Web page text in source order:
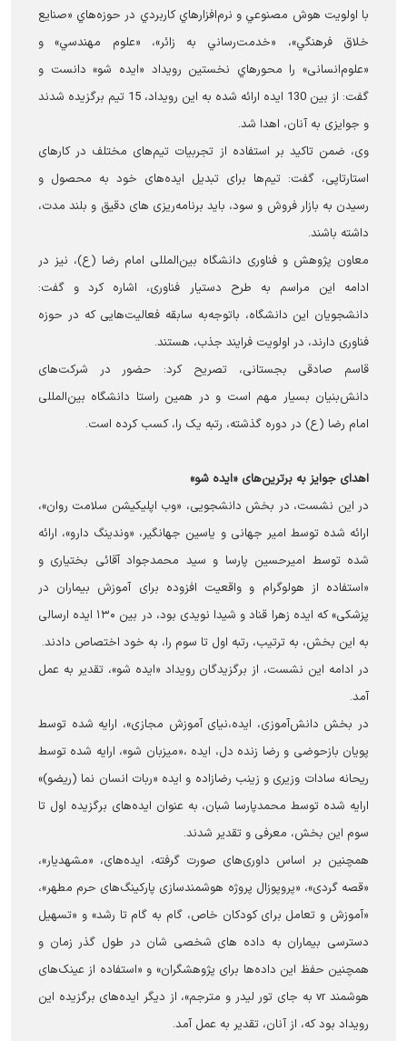
با اولويت هوش مصنوعي و نرم‌افزارهاي كاربردي در حوزه‌هاي «صنايع
خلاق فرهنگي»، «خدمت‌رساني به زائر»، «علوم مهندسي» و
«علوم‌انسانی» را محورهاي نخستين رويداد «ايده شو» دانست و
گفت: از بین 130 ایده ارائه شده به این رویداد، 15 تیم برگزیده شدند
و جوایزی به آنان، اهدا شد.
وی، ضمن تاکید بر استفاده از تجربیات تیم‌های مختلف در کارهای
استارتاپی، گفت: تیم‌ها برای تبدیل ایده‌های خود به محصول و
رسیدن به بازار فروش و سود، باید برنامه‌ریزی های دقیق و بلند مدت،
داشته باشند.
معاون پژوهش و فناوری دانشگاه بین‌المللی امام رضا (ع)، نیز در
ادامه این مراسم به طرح دستیار فناوری، اشاره کرد و گفت:
دانشجویان این دانشگاه، باتوجه‌به سابقه فعالیت‌هایی که در حوزه
فناوری دارند، در اولویت فرایند جذب، هستند.
قاسم صادقی بجستانی، تصریح کرد: حضور در شرکت‌های
دانش‌بنیان بسیار مهم است و در همین راستا دانشگاه بین‌المللی
امام رضا (ع) در دوره گذشته، رتبه یک را، کسب کرده است.
اهدای جوایز به برترین‌های «ایده شو»
در این نشست، در بخش دانشجویی، «وب اپلیکیشن سلامت روان»،
ارائه شده توسط امیر جهانی و یاسین جهانگیر، «وندینگ دارو»، ارائه
شده توسط امیرحسین پارسا و سید محمدجواد آقائی بختیاری و
«استفاده از هولوگرام و واقعیت افزوده برای آموزش بیماران در
پزشکی» که ایده زهرا قناد و شیدا نویدی بود، در بین ۱۳۰ ایده ارسالی
به این بخش، به ترتیب، رتبه اول تا سوم را، به خود اختصاص دادند.
در ادامه این نشست، از برگزیدگان رویداد «ایده شو»، تقدیر به عمل
آمد.
در بخش دانش‌آموزی، ایده،نیای آموزش مجازی»، ارایه شده توسط
پویان بازحوضی و رضا زنده دل، ایده ،«میزبان شو»، ارایه شده توسط
ریحانه سادات وزیری و زینب رضازاده و ایده «ربات انسان نما (ریضو)»
ارایه شده توسط محمدپارسا شبان، به عنوان ایده‌های برگزیده اول تا
سوم این بخش، معرفی و تقدیر شدند.
همچنین بر اساس داوری‌های صورت گرفته، ایده‌های، «مشهدیار»،
«قصه گردی»، «پروپوزال پروژه هوشمندسازی پارکینگ‌های حرم مطهر»،
«آموزش و تعامل برای کودکان خاص، گام به گام تا رشد» و «تسهیل
دسترسی بیماران به داده های شخصی شان در طول گذر زمان و
همچنین حفظ این داده‌ها برای پژوهشگران» و «استفاده از عینک‌های
هوشمند vr به جای تور لیدر و مترجم»، از دیگر ایده‌های برگزیده این
رویداد بود که، از آنان، تقدیر به عمل آمد.